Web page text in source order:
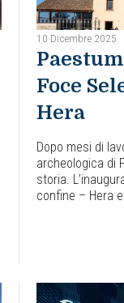
10 Dicembre 2025
Foce
Hera
Dopo mesi di
archeologica di
storia.
confine – Hera e